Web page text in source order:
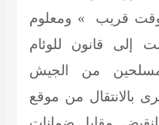
وقت قريب » ومعلوم
إلى قانون للوئام
من الجيش
بالانتقال من موقع